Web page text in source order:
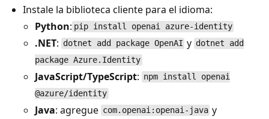
Instale la biblioteca cliente para el idioma:
Python: pip install openai azure-identity
.NET: dotnet add package OpenAI y dotnet add
package Azure.Identity
JavaScript/TypeScript: npm install openai
@azure/identity
Java: agregue com.openai:openai-java y